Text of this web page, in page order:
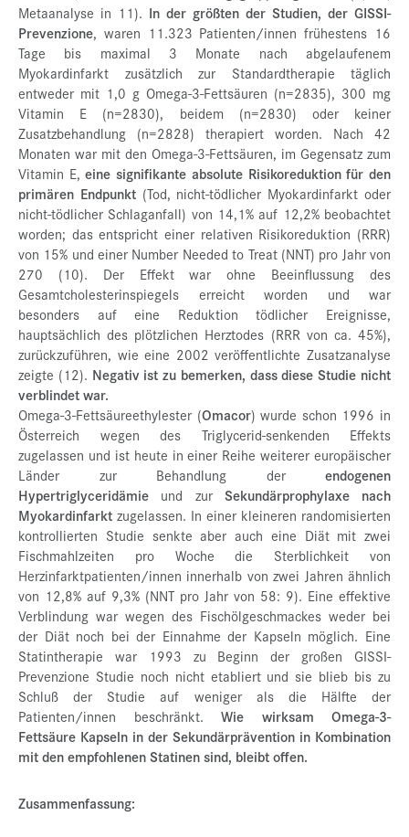
Metaanalyse in 11). In der größten der Studien, der GISSI-
Prevenzione, waren 11.323 Patienten/innen frühestens 16
Tage bis maximal 3 Monate nach abgelaufenem
Myokardinfarkt zusätzlich zur Standardtherapie täglich
entweder mit 1,0 g Omega-3-Fettsäuren (n=2835), 300 mg
Vitamin E (n=2830), beidem (n=2830) oder keiner
Zusatzbehandlung (n=2828) therapiert worden. Nach 42
Monaten war mit den Omega-3-Fettsäuren, im Gegensatz zum
Vitamin E,eine signifikante absolute Risikoreduktion für den
primären Endpunkt(Tod, nicht-tödlicher Myokardinfarkt oder
nicht-tödlicher Schlaganfall) von 14,1% auf 12,2% beobachtet
worden; das entspricht einer relativen Risikoreduktion (RRR)
von 15% und einer Number Needed to Treat (NNT) pro Jahr von
270 (10). Der Effekt war ohne Beeinflussung des
Gesamtcholesterinspiegels erreicht worden und war
besonders auf eine Reduktion tödlicher Ereignisse,
hauptsächlich des plötzlichen Herztodes (RRR von ca. 45%),
zurückzuführen, wie eine 2002 veröffentlichte Zusatzanalyse
zeigte (12). Negativ ist zu bemerken, dass diese Studie nicht
verblindet war.
Omega-3-Fettsäureethylester (Omacor) wurde schon 1996 in
Österreich wegen des Triglycerid-senkenden Effekts
zugelassen und ist heute in einer Reihe weiterer europäischer
Länder zur Behandlung der endogenen
Hypertriglyceridämie und zur Sekundärprophylaxe nach
Myokardinfarkt zugelassen. In einer kleineren randomisierten
kontrollierten Studie senkte aber auch eine Diät mit zwei
Fischmahlzeiten pro Woche die Sterblichkeit von
Herzinfarktpatienten/innen innerhalb von zwei Jahren ähnlich
von 12,8% auf 9,3% (NNT pro Jahr von 58: 9). Eine effektive
Verblindung war wegen des Fischölgeschmackes weder bei
der Diät noch bei der Einnahme der Kapseln möglich. Eine
Statintherapie war 1993 zu Beginn der großen GISSI-
Prevenzione Studie noch nicht etabliert und sie blieb bis zu
Schluß der Studie auf weniger als die Hälfte der
Patienten/innen beschränkt. Wie wirksam Omega-3-
Fettsäure Kapseln in der Sekundärprävention in Kombination
mit den empfohlenen Statinen sind, bleibt offen.
Zusammenfassung: